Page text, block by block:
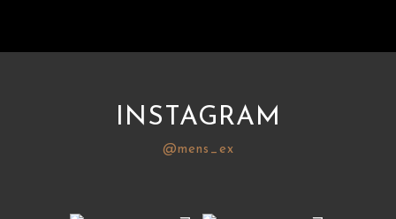
INSTAGRAM
@mens_ex